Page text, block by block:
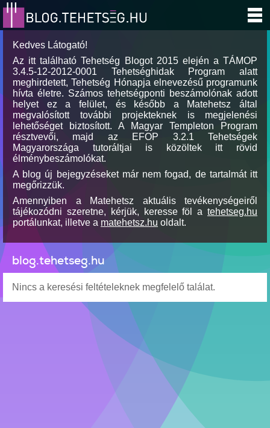
Kedves Látogató!
Az itt található Tehetség Blogot 2015 elején a TÁMOP
3.4.5-12-2012-0001 Tehetséghidak Program alatt
meghirdetett, Tehetség Hónapja elnevezésű programunk
hívta életre. Számos tehetségponti beszámolónak adott
helyet ez a felület, és később a Matehetsz által
megvalósított további projekteknek is megjelenési
lehetőséget biztosított. A Magyar Templeton Program
résztvevői, majd az EFOP 3.2.1 Tehetségek
Magyarországa tutoráltjai is közöltek itt rövid
élménybeszámolókat.
A blog új bejegyzéseket már nem fogad, de tartalmát itt
megőrizzük.
Amennyiben a Matehetsz aktuális tevékenységeiről
tájékozódni szeretne, kérjük, keresse föl a tehetseg.hu
portálunkat, illetve a matehetsz.hu oldalt.
blog.tehetseg.hu
Nincs a keresési feltételeknek megfelelő találat.